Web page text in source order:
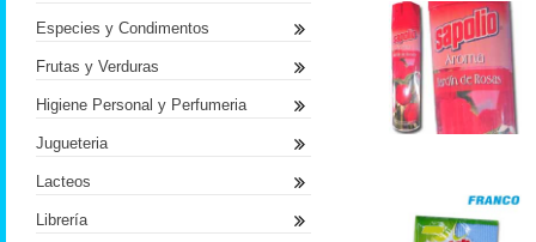
Especies y Condimentos
Frutas y Verduras
Higiene Personal y Perfumeria
Jugueteria
Lacteos
Librería